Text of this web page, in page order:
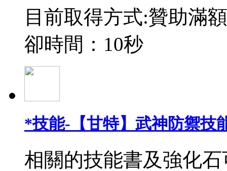
目前取得方式:贊助滿
卻時間：10秒
*技能-【甘特】武神防禦技
相關的技能書及強化